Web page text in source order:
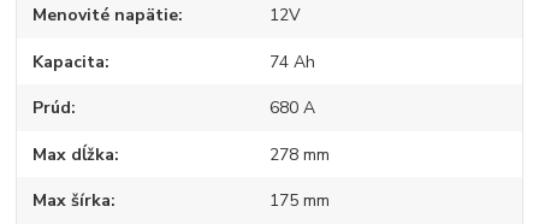
Menovité napätie 12V
Kapacita 74 Ah
Prúd 680 A
Max dĺžka 278 mm
Max šírka 175 mm